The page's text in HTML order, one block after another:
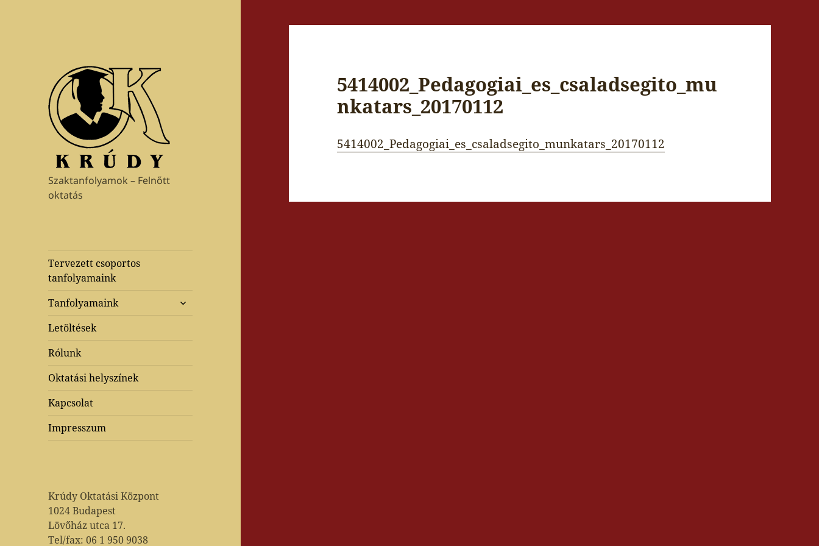
Szaktanfolyamok – Felnőtt
oktatás
Tervezett csoportos
tanfolyamaink
Tanfolyamaink
almenü
Letöltések
Rólunk
Oktatási helyszínek
Kapcsolat
Impresszum
Krúdy Oktatási Központ
1024 Budapest
Lövőház utca 17.
Tel/fax: 06 1 950 9038
5414002_Pedagogiai_es_csaladsegito_mu
nkatars_20170112
5414002_Pedagogiai_es_csaladsegito_munkatars_20170112